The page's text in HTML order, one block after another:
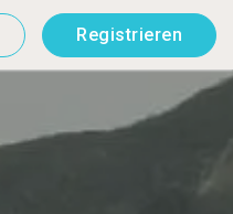
Registrieren